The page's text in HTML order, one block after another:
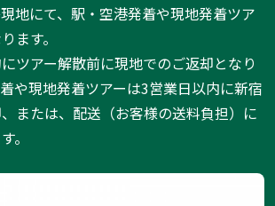
地にて、駅・空港発着や現地発着ツア
ます。
ツアー解散前に現地でのご返却となり
や現地発着ツアーは3営業日以内に新宿
または、配送（お客様の送料負担）に
。